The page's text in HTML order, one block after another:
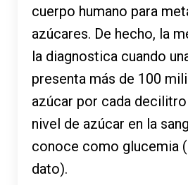
cuerpo humano para
azúcares. De hecho, la
la diagnostica cuando
presenta más de 100
azúcar por cada
nivel de azúcar en la
conoce como glucemia
dato).